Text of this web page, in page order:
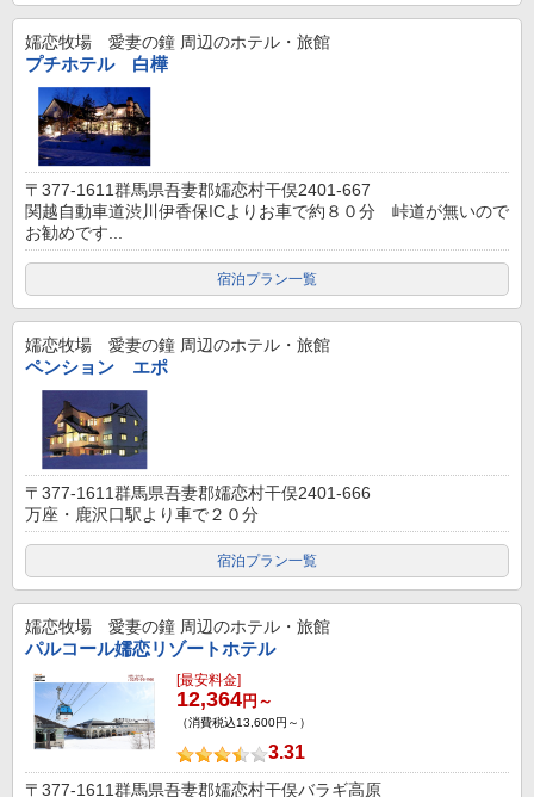
嬬恋牧場 愛妻の鐘 周辺のホテル・旅館
プチホテル 白樺
〒377-1611群馬県吾妻郡嬬恋村干俣2401-667
関越自動車道渋川伊香保ICよりお車で約８０分 峠道が無いので
お勧めです...
宿泊プラン一覧
嬬恋牧場 愛妻の鐘 周辺のホテル・旅館
ペンション エポ
〒377-1611群馬県吾妻郡嬬恋村干俣2401-666
万座・鹿沢口駅より車で２０分
宿泊プラン一覧
嬬恋牧場 愛妻の鐘 周辺のホテル・旅館
パルコール嬬恋リゾートホテル
[最安料金]
12,364円～
（消費税込13,600円～）
3.31
〒377-1611群馬県吾妻郡嬬恋村干俣バラギ高原